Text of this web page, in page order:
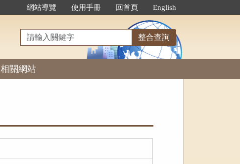
網站導覽 使用手冊 回首頁 English
請
輸
入
關
鍵
整合查詢
相關網站